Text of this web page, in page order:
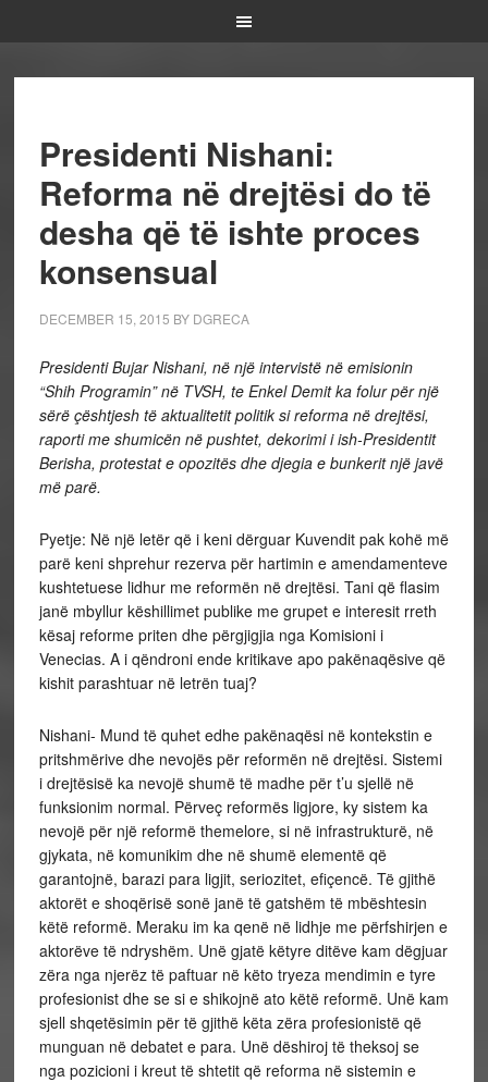
Presidenti Nishani:
Reforma në drejtësi do të
desha që të ishte proces
konsensual
DECEMBER 15, 2015 BY DGRECA
Presidenti Bujar Nishani, në një intervistë në emisionin
“Shih Programin” në TVSH, te Enkel Demit ka folur për një
sërë çështjesh të aktualitetit politik si reforma në drejtësi,
raporti me shumicën në pushtet, dekorimi i ish-Presidentit
Berisha, protestat e opozitës dhe djegia e bunkerit një javë
më parë.
Pyetje: Në një letër që i keni dërguar Kuvendit pak kohë më
parë keni shprehur rezerva për hartimin e amendamenteve
kushtetuese lidhur me reformën në drejtësi. Tani që flasim
janë mbyllur këshillimet publike me grupet e interesit rreth
kësaj reforme priten dhe përgjigjia nga Komisioni i
Venecias. A i qëndroni ende kritikave apo pakënaqësive që
kishit parashtuar në letrën tuaj?
Nishani- Mund të quhet edhe pakënaqësi në kontekstin e
pritshmërive dhe nevojës për reformën në drejtësi. Sistemi
i drejtësisë ka nevojë shumë të madhe për t’u sjellë në
funksionim normal. Përveç reformës ligjore, ky sistem ka
nevojë për një reformë themelore, si në infrastrukturë, në
gjykata, në komunikim dhe në shumë elementë që
garantojnë, barazi para ligjit, seriozitet, efiçencë. Të gjithë
aktorët e shoqërisë sonë janë të gatshëm të mbështesin
këtë reformë. Meraku im ka qenë në lidhje me përfshirjen e
aktorëve të ndryshëm. Unë gjatë këtyre ditëve kam dëgjuar
zëra nga njerëz të paftuar në këto tryeza mendimin e tyre
profesionist dhe se si e shikojnë ato këtë reformë. Unë kam
sjell shqetësimin për të gjithë këta zëra profesionistë që
munguan në debatet e para. Unë dëshiroj të theksoj se
nga pozicioni i kreut të shtetit që reforma në sistemin e